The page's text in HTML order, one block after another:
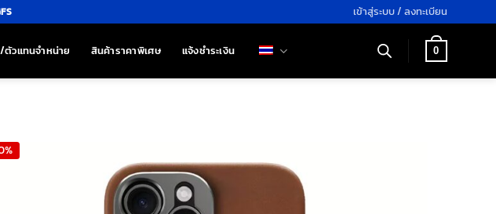
เข้าสู่ระบบ / ลงทะเบียน
ตัวแทนจำหน่าย สินค้าราคาพิเศษ แจ้งชำระเงิน 0